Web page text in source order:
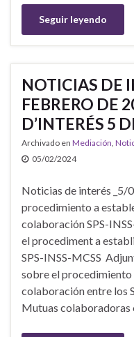
Seguir leyendo
NOTICIAS DE
FEBRERO DE
D’INTERÉS 5
Archivado en Mediación
05/02/2024
Noticias de interés
procedimiento a
colaboración SPS-
el procediment a
SPS-INSS-MCSS
sobre el procedimiento
colaboración entre los
Mutuas colaboradoras